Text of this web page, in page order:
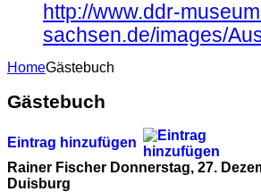
http://www.ddr-
sachsen.de/images/
HomeGästebuch
Gästebuch
Eintrag hinzufügen
Rainer Fischer Donnerstag, 27.
Duisburg